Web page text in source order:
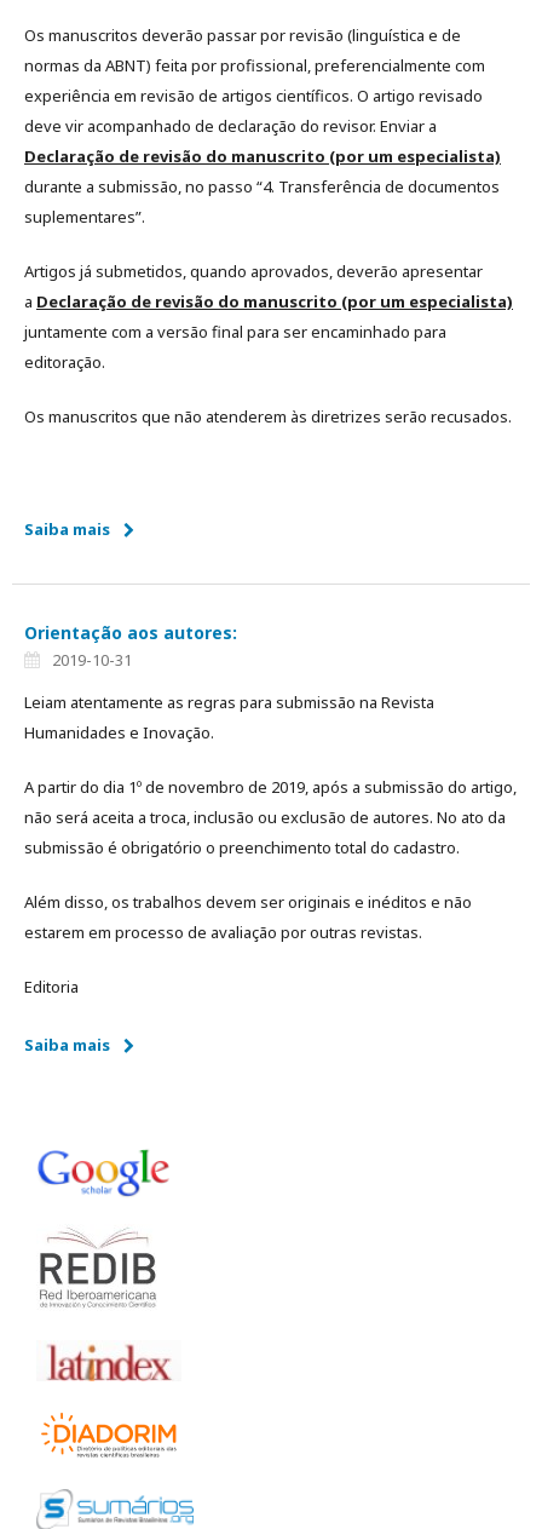
Os manuscritos deverão passar por revisão (linguística e de
normas da ABNT) feita por profissional, preferencialmente com
experiência em revisão de artigos científicos. O artigo revisado
deve vir acompanhado de declaração do revisor. Enviar a
Declaração de revisão do manuscrito (por um especialista)
durante a submissão, no passo “4. Transferência de documentos
suplementares”.
Artigos já submetidos, quando aprovados, deverão apresentar
a Declaração de revisão do manuscrito (por um especialista)
juntamente com a versão final para ser encaminhado para
editoração.
Os manuscritos que não atenderem às diretrizes serão recusados.
Saiba mais
Orientação aos autores:
2019-10-31
Leiam atentamente as regras para submissão na Revista
Humanidades e Inovação.
A partir do dia 1º de novembro de 2019, após a submissão do artigo,
não será aceita a troca, inclusão ou exclusão de autores. No ato da
submissão é obrigatório o preenchimento total do cadastro.
Além disso, os trabalhos devem ser originais e inéditos e não
estarem em processo de avaliação por outras revistas.
Editoria
Saiba mais